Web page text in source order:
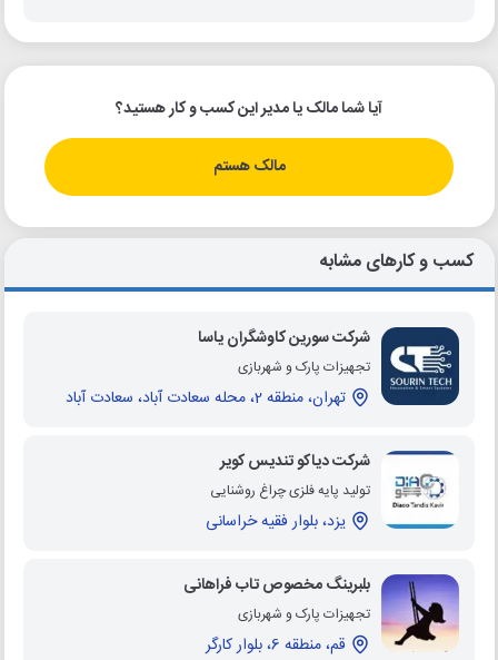
آیا شما مالک یا مدیر این کسب و کار هستید؟
مالک هستم
کسب و کارهای مشابه
شرکت سورین کاوشگران یاسا
تجهیزات پارک و شهربازی
تهران، منطقه 2، محله سعادت آباد، سعادت آباد
شرکت دیاکو تندیس کویر
تولید پایه فلزی چراغ روشنایی
یزد، بلوار فقیه خراسانی
بلبرینگ مخصوص تاب فراهانی
تجهیزات پارک و شهربازی
قم، منطقه 6، بلوار کارگر